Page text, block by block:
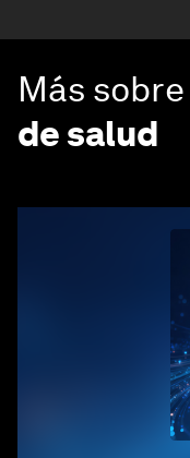
Más sobre
de salud